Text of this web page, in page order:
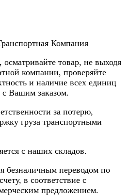
Компания
товар, не выходя
компании, проверяйте
и наличие всех единиц
с Вашим заказом.
за потерю,
груза транспортными
с наших складов.
безналичным переводом по
в соответствие с
предложением.